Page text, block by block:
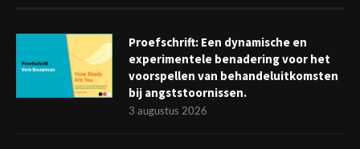
Proefschrift: Een dynamische en
experimentele benadering voor het
voorspellen van behandeluitkomsten
bij angststoornissen.
3 augustus 2026